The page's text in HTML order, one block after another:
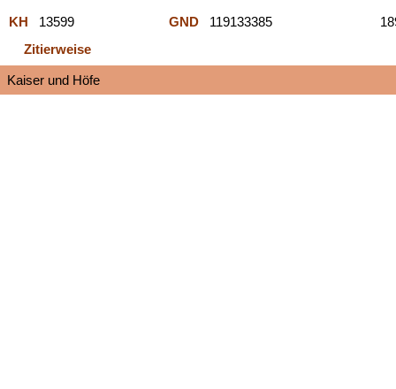
KH 13599 GND 119133385
Zitierweise
Kaiser und Höfe